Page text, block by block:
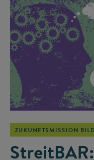
ZUKUNFTSMISSION